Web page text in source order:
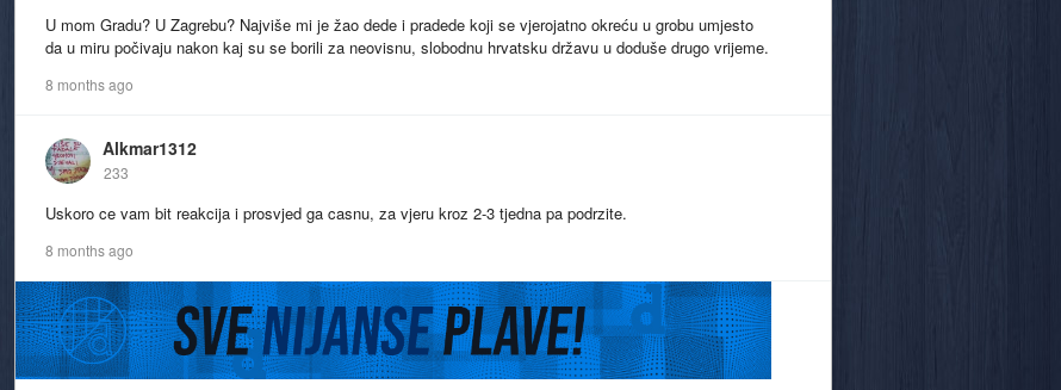
U mom Gradu? U Zagrebu? Najviše mi je žao dede i pradede koji se vjerojatno okreću u grobu umjesto
da u miru počivaju nakon kaj su se borili za neovisnu, slobodnu hrvatsku državu u doduše drugo vrijeme.
8 months ago
Alkmar1312
233
Uskoro ce vam bit reakcija i prosvjed ga casnu, za vjeru kroz 2-3 tjedna pa podrzite.
8 months ago